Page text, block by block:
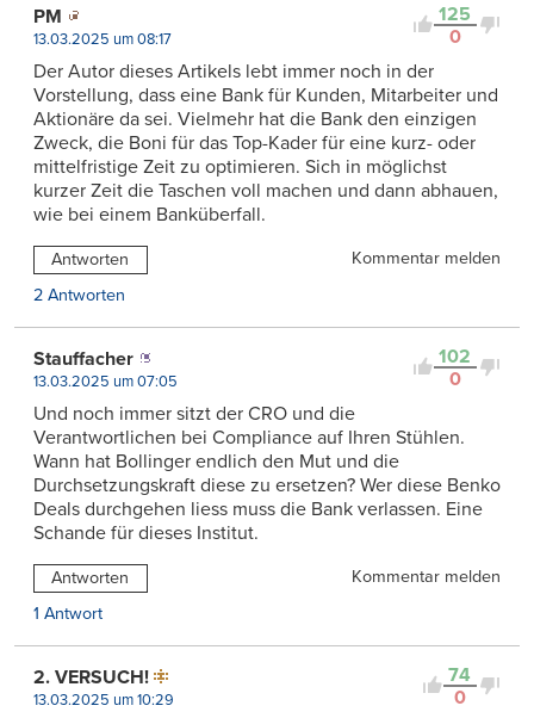
125
0
PM
13.03.2025 um 08:17
Der Autor dieses Artikels lebt immer noch in der
Vorstellung, dass eine Bank für Kunden, Mitarbeiter und
Aktionäre da sei. Vielmehr hat die Bank den einzigen
Zweck, die Boni für das Top-Kader für eine kurz- oder
mittelfristige Zeit zu optimieren. Sich in möglichst
kurzer Zeit die Taschen voll machen und dann abhauen,
wie bei einem Banküberfall.
Antworten
Kommentar melden
2 Antworten
102
0
Stauffacher
13.03.2025 um 07:05
Und noch immer sitzt der CRO und die
Verantwortlichen bei Compliance auf Ihren Stühlen.
Wann hat Bollinger endlich den Mut und die
Durchsetzungskraft diese zu ersetzen? Wer diese Benko
Deals durchgehen liess muss die Bank verlassen. Eine
Schande für dieses Institut.
Antworten
Kommentar melden
1 Antwort
74
0
2. VERSUCH!
13.03.2025 um 10:29